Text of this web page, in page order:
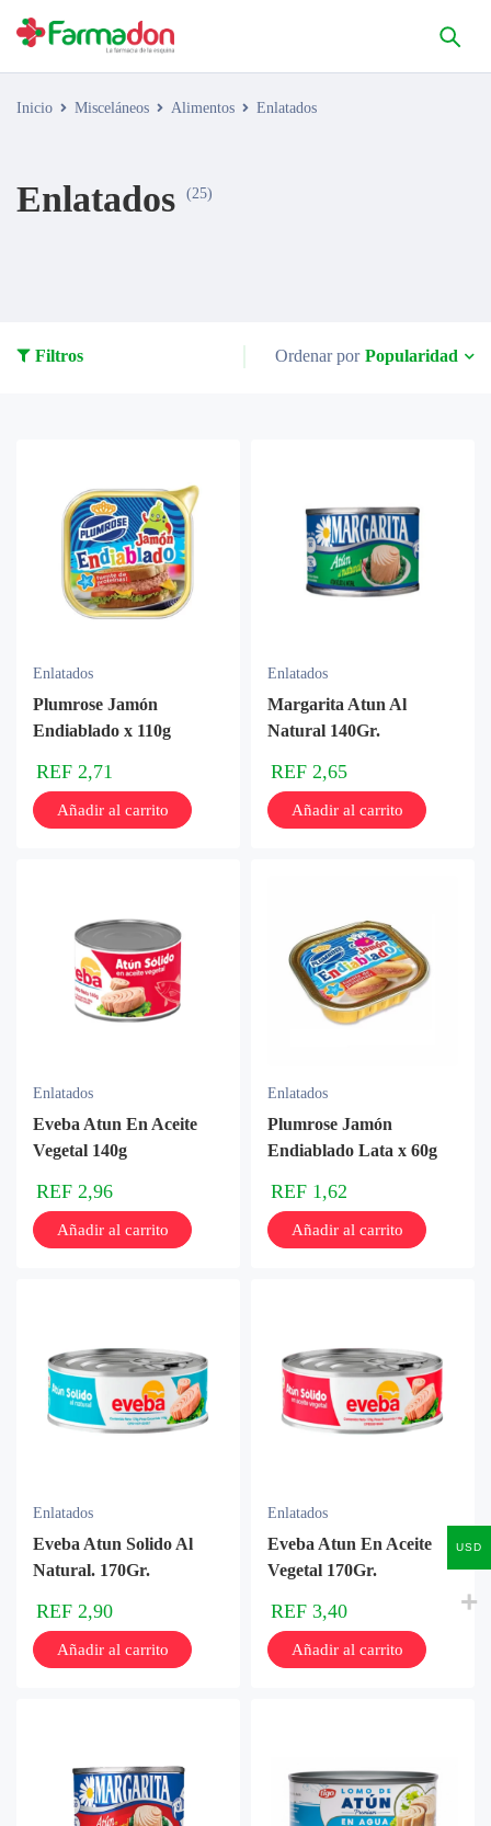
Inicio Misceláneos Alimentos Enlatados
Enlatados (25)
Filtros Ordenar por Popularidad
Enlatados
Plumrose Jamón
Endiablado x 110g
REF 2,71
Añadir al carrito
Enlatados
Margarita Atun Al
Natural 140Gr.
REF 2,65
Añadir al carrito
Enlatados
Eveba Atun En Aceite
Vegetal 140g
REF 2,96
Añadir al carrito
Enlatados
Plumrose Jamón
Endiablado Lata x 60g
REF 1,62
Añadir al carrito
Enlatados
Eveba Atun Solido Al
Natural. 170Gr.
REF 2,90
Añadir al carrito
Enlatados
Eveba Atun En Aceite
Vegetal 170Gr.
REF 3,40
Añadir al carrito
USD